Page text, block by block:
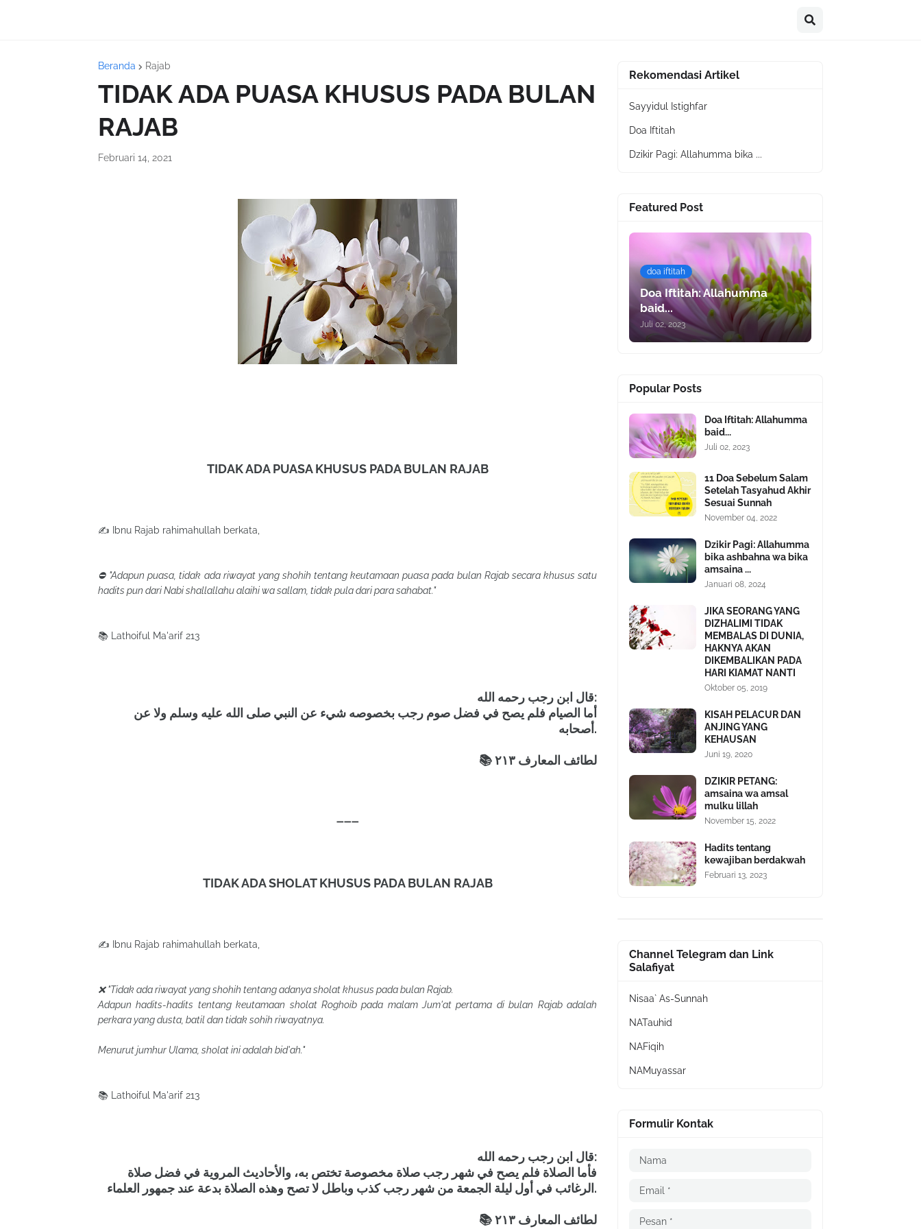
Beranda Rajab
TIDAK ADA PUASA KHUSUS PADA BULAN
RAJAB
Februari 14, 2021
TIDAK ADA PUASA KHUSUS PADA BULAN RAJAB
✍ Ibnu Rajab rahimahullah berkata,
⛔ "Adapun puasa, tidak ada riwayat yang shohih tentang keutamaan puasa pada bulan Rajab secara khusus satu
hadits pun dari Nabi shallallahu alaihi wa sallam, tidak pula dari para sahabat."
📚 Lathoiful Ma'arif 213
قال ابن رجب رحمه الله:
أما الصيام فلم يصح في فضل صوم رجب بخصوصه شيء عن النبي صلى الله عليه وسلم ولا عن
أصحابه.
📚 لطائف المعارف ٢١٣
➖➖➖
TIDAK ADA SHOLAT KHUSUS PADA BULAN RAJAB
✍ Ibnu Rajab rahimahullah berkata,
❌ "Tidak ada riwayat yang shohih tentang adanya sholat khusus pada bulan Rajab.
Adapun hadits-hadits tentang keutamaan sholat Roghoib pada malam Jum'at pertama di bulan Rajab adalah
perkara yang dusta, batil dan tidak sohih riwayatnya.
Menurut jumhur Ulama, sholat ini adalah bid'ah."
📚 Lathoiful Ma'arif 213
قال ابن رجب رحمه الله:
فأما الصلاة فلم يصح في شهر رجب صلاة مخصوصة تختص به، والأحاديث المروية في فضل صلاة
الرغائب في أول ليلة الجمعة من شهر رجب كذب وباطل لا تصح وهذه الصلاة بدعة عند جمهور العلماء.
📚 لطائف المعارف ٢١٣
Rekomendasi Artikel
Sayyidul Istighfar
Doa Iftitah
Dzikir Pagi: Allahumma bika ...
Featured Post
doa iftitah
Doa Iftitah: Allahumma
baid...
Juli 02, 2023
Popular Posts
Doa Iftitah: Allahumma
baid...
Juli 02, 2023
11 Doa Sebelum Salam
Setelah Tasyahud Akhir
Sesuai Sunnah
November 04, 2022
Dzikir Pagi: Allahumma
bika ashbahna wa bika
amsaina ...
Januari 08, 2024
JIKA SEORANG YANG
DIZHALIMI TIDAK
MEMBALAS DI DUNIA,
HAKNYA AKAN
DIKEMBALIKAN PADA
HARI KIAMAT NANTI
Oktober 05, 2019
KISAH PELACUR DAN
ANJING YANG
KEHAUSAN
Juni 19, 2020
DZIKIR PETANG:
amsaina wa amsal
mulku lillah
November 15, 2022
Hadits tentang
kewajiban berdakwah
Februari 13, 2023
Channel Telegram dan Link
Salafiyat
Nisaa` As-Sunnah
NATauhid
NAFiqih
NAMuyassar
Formulir Kontak